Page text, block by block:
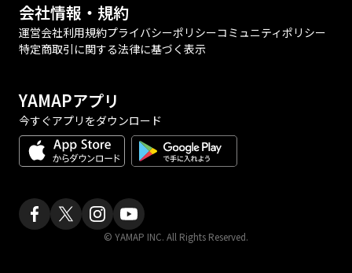
会社情報・規約
運営会社利用規約プライバシーポリシーコミュニティポリシー
特定商取引に関する法律に基づく表示
YAMAPアプリ
今すぐアプリをダウンロード
© YAMAP INC. All Rights Reserved.